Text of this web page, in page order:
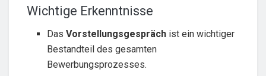
Wichtige Erkenntnisse
DasVorstellungsgespräch ist ein wichtiger
Bestandteil des gesamten
Bewerbungsprozesses.